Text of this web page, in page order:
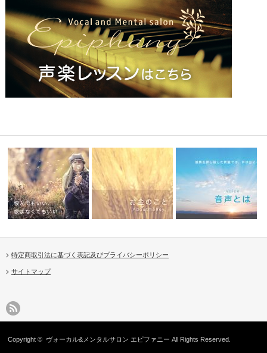
恨み
特定商取引法に基づく表記及びプライバシーポリシー
サイトマップ
Copyright © ヴォーカル&メンタルサロン エピファニー All Rights Reserved.